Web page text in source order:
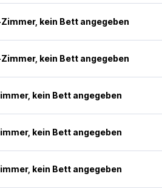
kein Bett angegeben
kein Bett angegeben
kein Bett angegeben
kein Bett angegeben
kein Bett angegeben